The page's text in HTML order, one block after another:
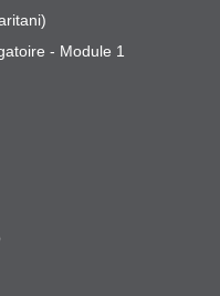
- Module 1